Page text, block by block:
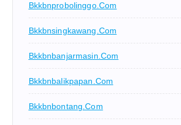
Bkkbnprobolinggo.com
Bkkbnsingkawang.com
Bkkbnbanjarmasin.com
Bkkbnbalikpapan.com
Bkkbnbontang.com